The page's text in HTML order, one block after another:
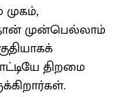
முகம்,
முன்பெல்லாம்
திறமை